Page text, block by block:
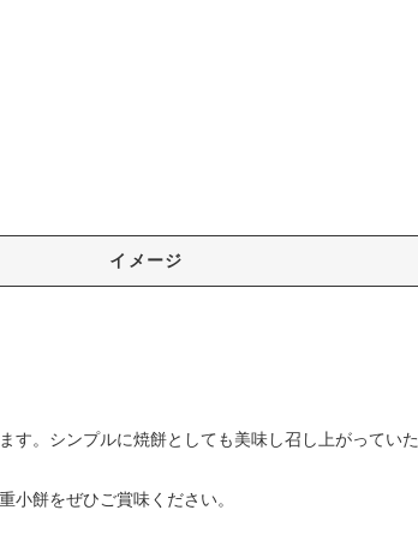
イメージ
す。シンプルに焼餅としても美味し召し上がっていた
餅をぜひご賞味ください。